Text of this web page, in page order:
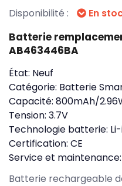
Disponibilité : En
Batterie
AB463446BA
État: Neuf
Catégorie: Batterie
Capacité: 800mAh/
Tension: 3.7V
Technologie batterie:
Certification: CE
Service et maintenance:
Batterie rechargeable